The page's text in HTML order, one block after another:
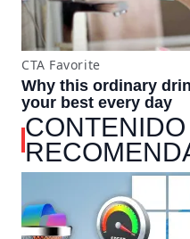
CONTENIDO